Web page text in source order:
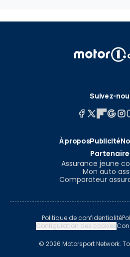
Suivez-
À proposPublicité
Assurance jeune
Mon auto
Comparateur
Politique de confidentialité
Configuration des cookies
© 2026 Motorsport Network.